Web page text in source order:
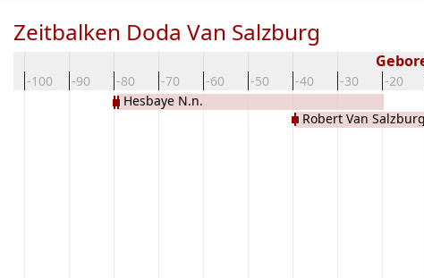
Zeitbalken Doda Van Salzburg
-100 -90 -80 -70 -60 -50 -40 -30 -20
Hesbaye N.n.
Robert Van Salzburg